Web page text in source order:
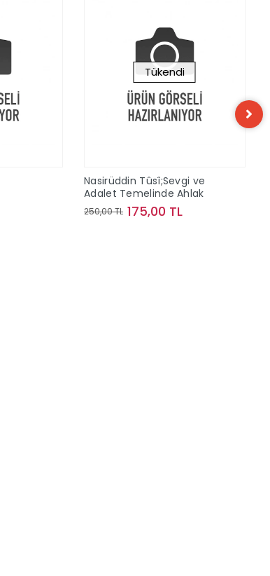
Tükendi
Nasirüddin Tûsî;Sevgi ve
Adalet Temelinde Ahlak
250,00 TL 175,00 TL